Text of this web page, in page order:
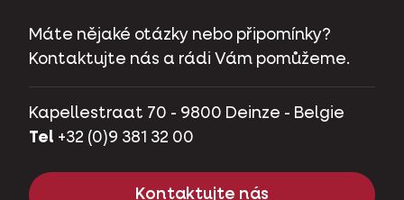
Máte nějaké otázky nebo připomínky?
Kontaktujte nás a rádi Vám pomůžeme.
Kapellestraat 70 - 9800 Deinze - Belgie
Tel +32 (0)9 381 32 00
Kontaktujte nás